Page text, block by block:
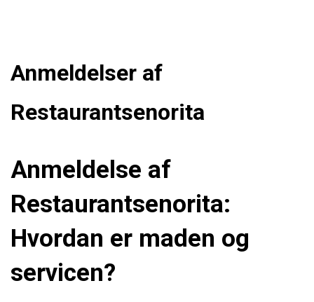
Anmeldelser af
Restaurantsenorita
Anmeldelse af
Restaurantsenorita:
Hvordan er maden og
servicen?